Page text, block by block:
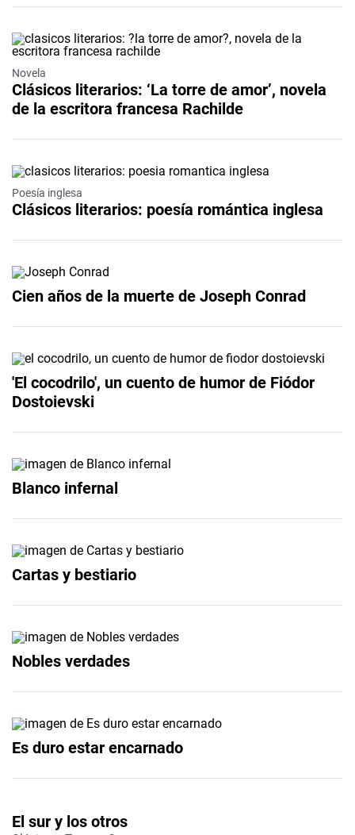
Novela
Clásicos literarios: ‘La torre de amor’, novela
de la escritora francesa Rachilde
Poesía inglesa
Clásicos literarios: poesía romántica inglesa
Cien años de la muerte de Joseph Conrad
'El cocodrilo', un cuento de humor de Fiódor
Dostoievski
Blanco infernal
Cartas y bestiario
Nobles verdades
Es duro estar encarnado
El sur y los otros